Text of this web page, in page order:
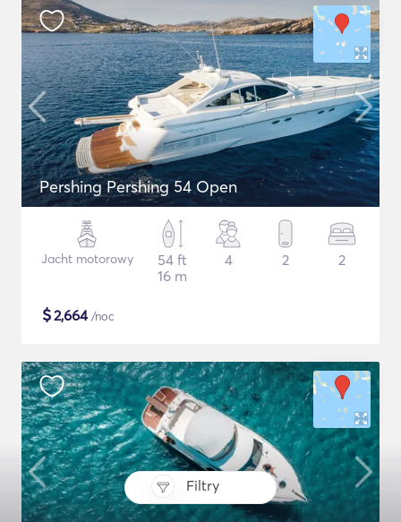
Filtry
Pershing Pershing 54 Open
Jacht motorowy
54 ft
16 m
4 2 2
$2,664/noc